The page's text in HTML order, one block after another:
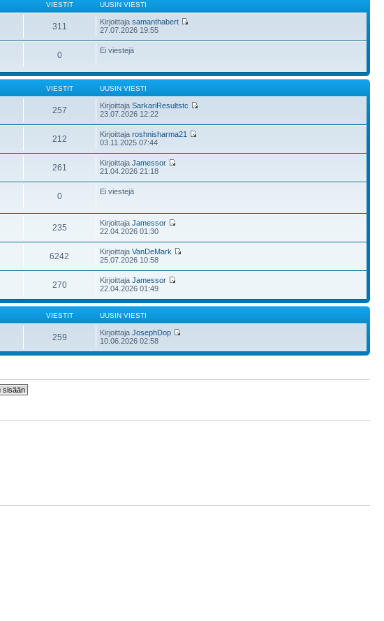
VIESTIT UUSIN VIESTI
311 Kirjoittajasamanthabert
27.07.2026 19:55
0 Ei viestejä
VIESTIT UUSIN VIESTI
257 KirjoittajaSarkariResultstc
23.07.2026 12:22
212 Kirjoittajaroshnisharma21
03.11.2025 07:44
261 KirjoittajaJamessor
21.04.2026 21:18
0 Ei viestejä
235 KirjoittajaJamessor
22.04.2026 01:30
6242 KirjoittajaVanDeMark
25.07.2026 10:58
270 KirjoittajaJamessor
22.04.2026 01:49
VIESTIT UUSIN VIESTI
259 KirjoittajaJosephDop
10.06.2026 02:58